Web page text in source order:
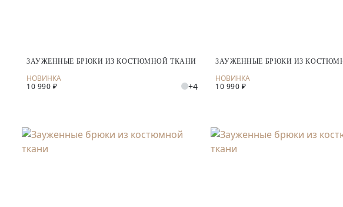
ЗАУЖЕННЫЕ БРЮКИ ИЗ КОСТЮМНОЙ ТКАНИ
10 990 ₽ +4
ЗАУЖЕННЫЕ БРЮКИ ИЗ
10 990 ₽